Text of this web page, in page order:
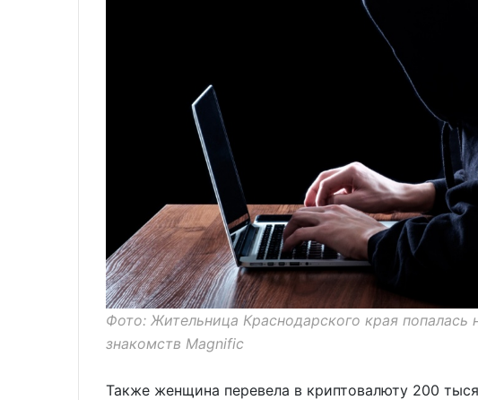
Фото: Жительница Краснодарского края попалась
знакомств Magnific
Также женщина перевела в криптовалюту 200